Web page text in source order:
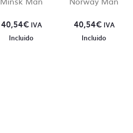
40,54€ IVA
Incluido
40,54€ IVA
Incluido